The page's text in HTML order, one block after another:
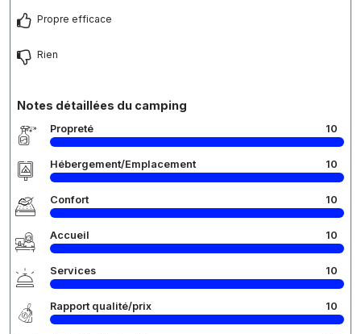
Propre efficace
Rien
Notes détaillées du camping
Propreté 10
Hébergement/Emplacement 10
Confort 10
Accueil 10
Services 10
Rapport qualité/prix 10